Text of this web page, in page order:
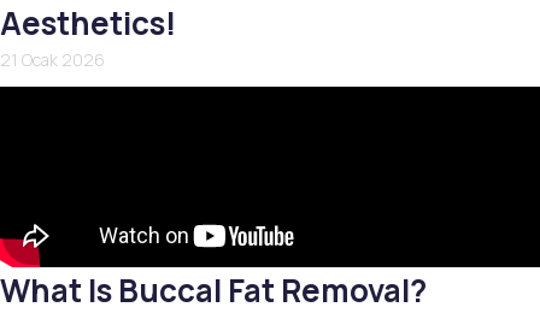
Aesthetics!
21 Ocak 2026
What Is Buccal Fat Removal?